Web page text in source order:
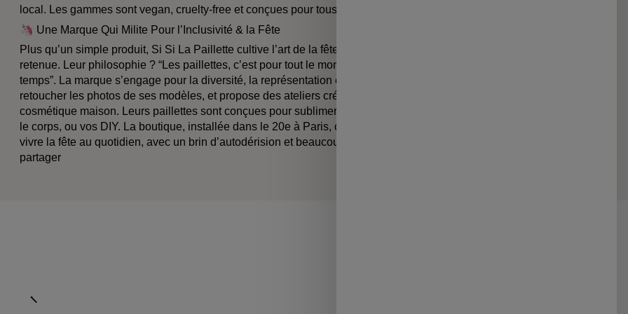
local. Les gammes sont vegan, cruelty-free et conçues pour tous.
🦄 Une Marque Qui Milite Pour l’Inclusivité & la Fête
Plus qu’un simple produit, Si Si La Paillette cultive l’art de la fête inclusive et la joie sans
retenue. Leur philosophie ? “Les paillettes, c’est pour tout le monde, partout, tout le
temps”. La marque s’engage pour la diversité, la représentation et la positivité, sans
retoucher les photos de ses modèles, et propose des ateliers créatifs, du maquillage à la
cosmétique maison. Leurs paillettes sont conçues pour sublimer le visage, les cheveux,
le corps, ou vos DIY. La boutique, installée dans le 20e à Paris, comme l’e-shop, invite à
vivre la fête au quotidien, avec un brin d’autodérision et beaucoup de paillettes à
partager
Aller à l'élément précédent